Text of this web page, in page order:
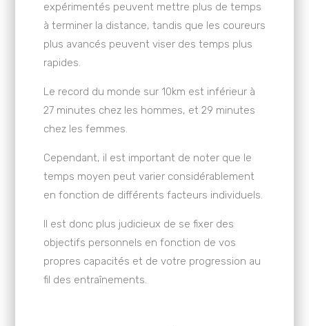
expérimentés peuvent mettre plus de temps
à terminer la distance, tandis que les coureurs
plus avancés peuvent viser des temps plus
rapides.
Le record du monde sur 10km est inférieur à
27 minutes chez les hommes, et 29 minutes
chez les femmes.
Cependant, il est important de noter que le
temps moyen peut varier considérablement
en fonction de différents facteurs individuels.
Il est donc plus judicieux de se fixer des
objectifs personnels en fonction de vos
propres capacités et de votre progression au
fil des entraînements.